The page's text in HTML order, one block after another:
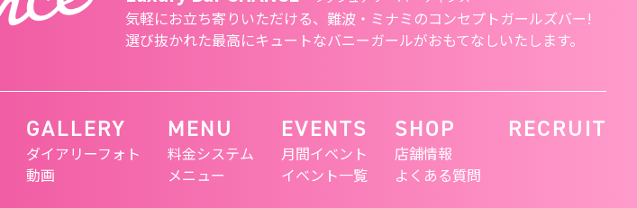
気軽にお立ち寄りいただける、 難波・ミナミのコンセプトガールズバー!
選び抜かれた最高にキュートなバニーガールがおもてなしいたします。
GALLERY
ダイアリーフォト
動画
MENU
料金システム
メニュー
EVENTS
月間イベント
イベント一覧
SHOP
店舗情報
よくある質問
RECRUIT